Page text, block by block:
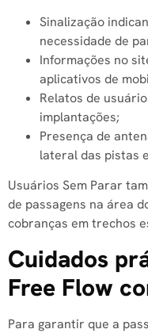
Sinalização
necessidade de
Informações no
aplicativos de
Relatos de
implantações;
Presença de
lateral das pistas
Usuários Sem Parar
de passagens na área
cobranças em trechos
Cuidados
Free Flow
Para garantir que a